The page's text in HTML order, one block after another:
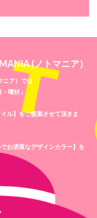
(ノトマニア）
ニア）では
・嗜好」
ル】をご提案させて頂きま
お洒落なデザインカラー】を
使用し